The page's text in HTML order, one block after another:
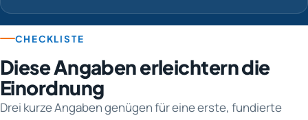
CHECKLISTE
Diese Angaben erleichtern die
Einordnung
Drei kurze Angaben genügen für eine erste, fundierte